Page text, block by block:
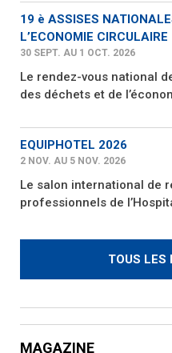
19 è ASSISES
L’ECONOMIE CIRCULAIRE
30 SEPT. AU 1 OCT. 2026
Le rendez-vous national
des déchets et de
EQUIPHOTEL 2026
2 NOV. AU 5 NOV. 2026
Le salon international de
professionnels de
TOUS LES
MAGAZINE